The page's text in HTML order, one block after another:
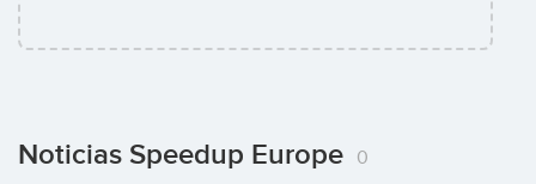
Noticias Speedup Europe 0